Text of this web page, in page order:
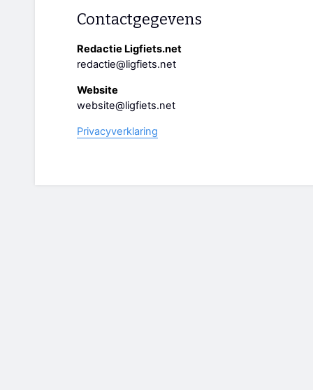
Contactgegevens
Redactie Ligfiets.net
redactie@ligfiets.net
Website
website@ligfiets.net
Privacyverklaring